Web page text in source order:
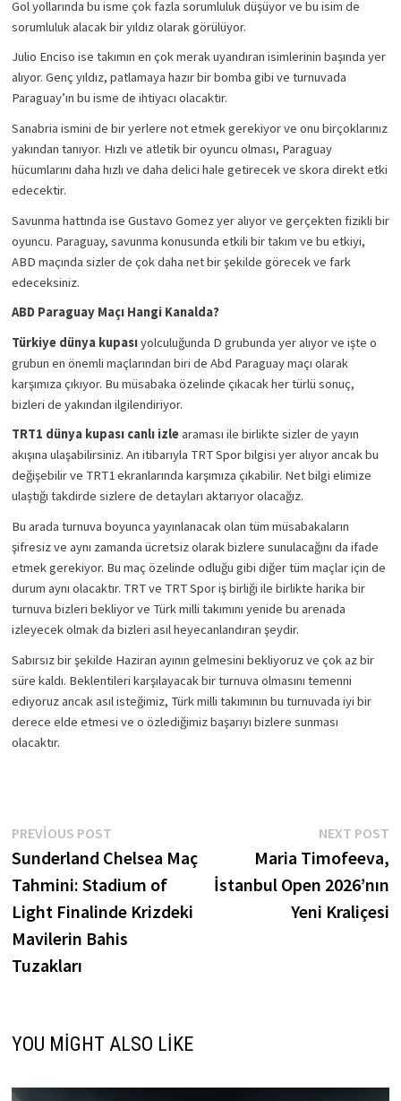
Gol yollarında bu isme çok fazla sorumluluk düşüyor ve bu isim de
sorumluluk alacak bir yıldız olarak görülüyor.
Julio Enciso ise takımın en çok merak uyandıran isimlerinin başında yer
alıyor. Genç yıldız, patlamaya hazır bir bomba gibi ve turnuvada
Paraguay’ın bu isme de ihtiyacı olacaktır.
Sanabria ismini de bir yerlere not etmek gerekiyor ve onu birçoklarınız
yakından tanıyor. Hızlı ve atletik bir oyuncu olması, Paraguay
hücumlarını daha hızlı ve daha delici hale getirecek ve skora direkt etki
edecektir.
Savunma hattında ise Gustavo Gomez yer alıyor ve gerçekten fizikli bir
oyuncu. Paraguay, savunma konusunda etkili bir takım ve bu etkiyi,
ABD maçında sizler de çok daha net bir şekilde görecek ve fark
edeceksiniz.
ABD Paraguay Maçı Hangi Kanalda?
Türkiye dünya kupası yolculuğunda D grubunda yer alıyor ve işte o
grubun en önemli maçlarından biri de Abd Paraguay maçı olarak
karşımıza çıkıyor. Bu müsabaka özelinde çıkacak her türlü sonuç,
bizleri de yakından ilgilendiriyor.
TRT1 dünya kupası canlı izle araması ile birlikte sizler de yayın
akışına ulaşabilirsiniz. An itibarıyla TRT Spor bilgisi yer alıyor ancak bu
değişebilir ve TRT1 ekranlarında karşımıza çıkabilir. Net bilgi elimize
ulaştığı takdirde sizlere de detayları aktarıyor olacağız.
Bu arada turnuva boyunca yayınlanacak olan tüm müsabakaların
şifresiz ve aynı zamanda ücretsiz olarak bizlere sunulacağını da ifade
etmek gerekiyor. Bu maç özelinde odluğu gibi diğer tüm maçlar için de
durum aynı olacaktır. TRT ve TRT Spor iş birliği ile birlikte harika bir
turnuva bizleri bekliyor ve Türk milli takımını yenide bu arenada
izleyecek olmak da bizleri asıl heyecanlandıran şeydir.
Sabırsız bir şekilde Haziran ayının gelmesini bekliyoruz ve çok az bir
süre kaldı. Beklentileri karşılayacak bir turnuva olmasını temenni
ediyoruz ancak asıl isteğimiz, Türk milli takımının bu turnuvada iyi bir
derece elde etmesi ve o özlediğimiz başarıyı bizlere sunması
olacaktır.
Yazı
gezinmesi
PREVIOUS POSTPrevious
post:
Sunderland Chelsea Maç
Tahmini: Stadium of
Light Finalinde Krizdeki
Mavilerin Bahis
Tuzakları
NEXT POST
Maria Timofeeva,
İstanbul Open 2026’nın
Yeni Kraliçesi
YOU MIGHT ALSO LIKE